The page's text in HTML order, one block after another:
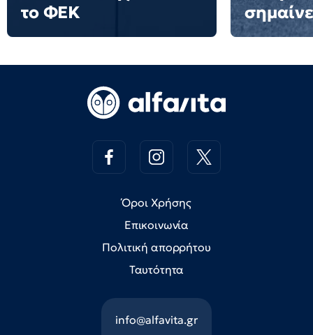
το ΦΕΚ
Όροι Χρήσης
Επικοινωνία
Πολιτική απορρήτου
Ταυτότητα
info@alfavita.gr